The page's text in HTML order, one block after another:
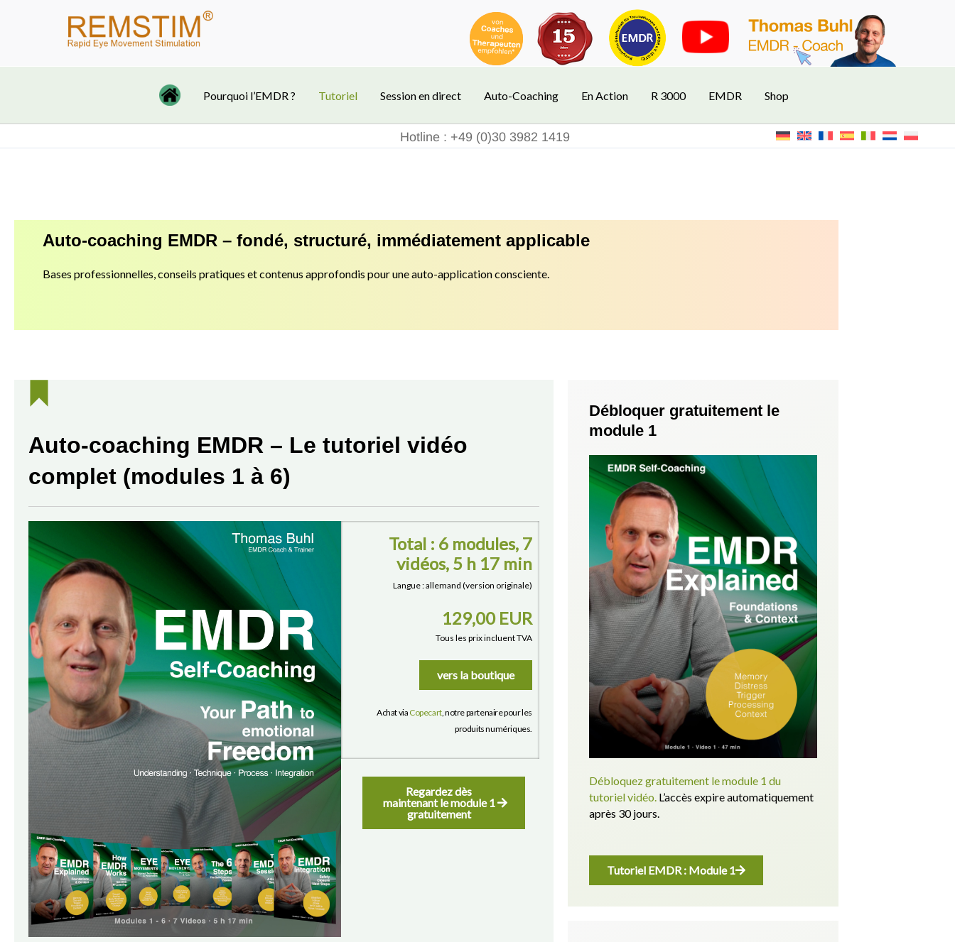
Pourquoi l’EMDR ? Tutoriel Session en direct Auto-Coaching En Action R 3000 EMDR Shop
Hotline : +49 (0)30 3982 1419
Auto-coaching EMDR – fondé, structuré, immédiatement applicable
Bases professionnelles, conseils pratiques et contenus approfondis pour une auto-application consciente.
Auto-coaching EMDR – Le tutoriel vidéo
complet (modules 1 à 6)
Total : 6 modules, 7
vidéos, 5 h 17 min
Langue : allemand (version originale)
129,00 EUR
Tous les prix incluent TVA
vers la boutique
Achat via Copecart, notre partenaire pour les
produits numériques.
Regardez dès
maintenant le module 1
gratuitement
Débloquer gratuitement le
module 1
Débloquez gratuitement le module 1 du
tutoriel vidéo. L’accès expire automatiquement
après 30 jours.
Tutoriel EMDR : Module 1